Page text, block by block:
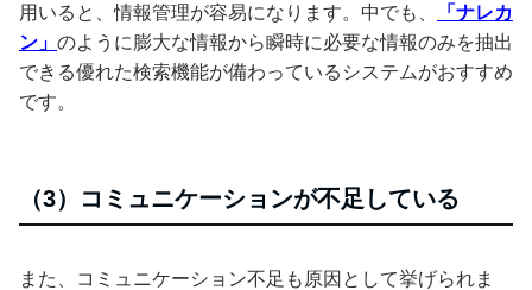
用いると、情報管理が容易になります。中でも、
「ナレカ
ン」 のように膨大な情報から瞬時に必要な情報のみを抽出
できる優れた検索機能が備わっているシステムがおすすめ
です。
（3）コミュニケーションが不足している
また、コミュニケーション不足も原因として挙げられま